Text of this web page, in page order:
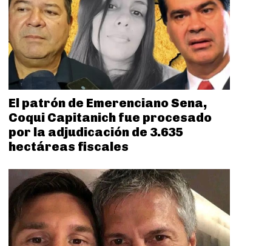
El patrón de Emerenciano Sena,
Coqui Capitanich fue procesado
por la adjudicación de 3.635
hectáreas fiscales